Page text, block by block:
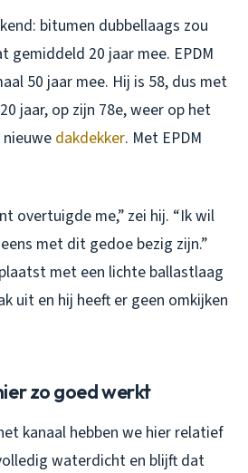
bitumen dubbellaags zou
gemiddeld 20 jaar mee. EPDM
50 jaar mee. Hij is 58, dus met
jaar, op zijn 78e, weer op het
dakdekker. Met EPDM
overtuigde me,” zei hij. “Ik wil
met dit gedoe bezig zijn.”
met een lichte ballastlaag
uit en hij heeft er geen omkijken
zo goed werkt
kanaal hebben we hier relatief
waterdicht en blijft dat